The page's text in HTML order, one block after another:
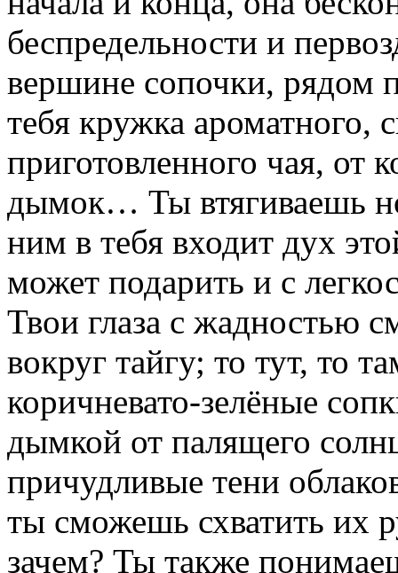
беспредельности и
вершине сопочки, рядом
тебя кружка ароматного,
приготовленного чая, от
дымок… Ты втягиваешь
ним в тебя входит дух
может подарить и с
Твои глаза с жадностью
вокруг тайгу; то тут, то
коричневато-зелёные
дымкой от палящего
причудливые тени
ты сможешь схватить их
зачем? Ты также